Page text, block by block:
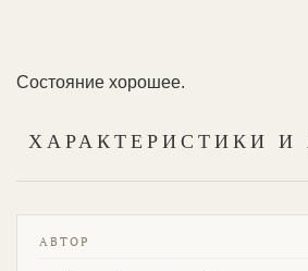
Состояние хорошее.
ХАРАКТЕРИСТИКИ И
АВТОР